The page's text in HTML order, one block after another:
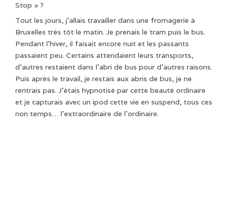
Stop » ?
Tout les jours, j’allais travailler dans une fromagerie à
Bruxelles très tôt le matin. Je prenais le tram puis le bus.
Pendant l’hiver, il faisait encore nuit et les passants
passaient peu. Certains attendaient leurs transports,
d’autres restaient dans l’abri de bus pour d’autres raisons.
Puis après le travail, je restais aux abris de bus, je ne
rentrais pas. J’étais hypnotisé par cette beauté ordinaire
et je capturais avec un ipod cette vie en suspend, tous ces
non temps… l’extraordinaire de l’ordinaire.